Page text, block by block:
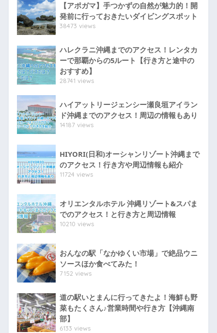
【アポガマ】手つかずの自然が魅力的！開
発前に行っておきたいダイビングスポット
38473 views
ハレクラニ沖縄までのアクセス！レンタカ
ーで那覇からの5ルート【行き方と途中の
おすすめ】
28741 views
ハイアットリージェンシー瀬良垣アイラン
ド沖縄までのアクセス！周辺の情報もあり
14187 views
HIYORI(日和)オーシャンリゾート沖縄まで
のアクセス！行き方や周辺情報も紹介
11724 views
オリエンタルホテル 沖縄リゾート&スパま
でのアクセス！と行き方と周辺情報
10210 views
おんなの駅「なかゆくい市場」で絶品ウニ
ソースほか食べてみた！
7152 views
道の駅いとまんに行ってきたよ！海鮮も野
菜もたくさん♪営業時間や行き方【沖縄南
部】
6133 views